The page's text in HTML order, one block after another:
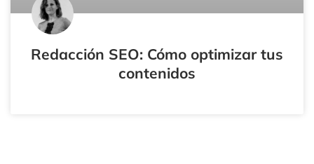
Redacción SEO: Cómo optimizar tus
contenidos